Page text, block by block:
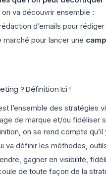
va découvrir ensemble :
d’emails pour
marché pour lancer une
? Définition Ici !
l’ensemble des stratégies
de marque et/ou fidéliser
on se rend compte
va définir les méthodes,
gagner en visibilité,
de toute façon de la